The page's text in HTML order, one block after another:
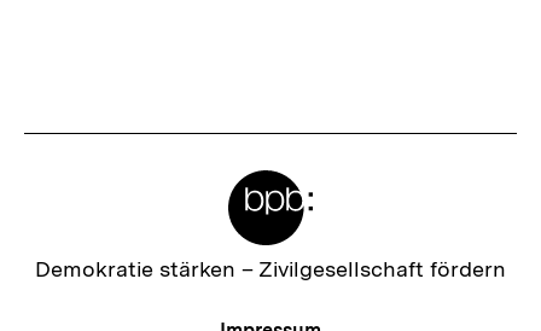
Zur
Demokratie stärken – Zivilgesellschaft fördern